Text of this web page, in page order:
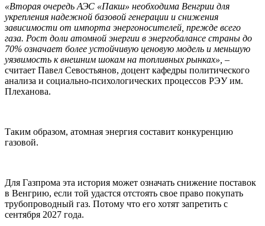
«Вторая очередь АЭС «Пакш» необходима Венгрии для
укрепления надежной базовой генерации и снижения
зависимости от импорта энергоносителей, прежде всего
газа. Рост доли атомной энергии в энергобалансе страны до
70% означает более устойчивую ценовую модель и меньшую
уязвимость к внешним шокам на топливных рынках», –
считает Павел Севостьянов, доцент кафедры политического
анализа и социально-психологических процессов РЭУ им.
Плеханова.
Таким образом, атомная энергия составит конкуренцию
газовой.
Для Газпрома эта история может означать снижение поставок
в Венгрию, если той удастся отстоять свое право покупать
трубопроводный газ. Потому что его хотят запретить с
сентября 2027 года.